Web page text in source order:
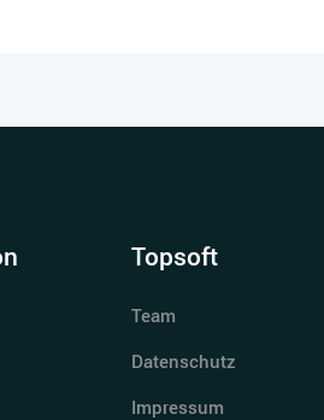
Topsoft
Team
Datenschutz
Impressum